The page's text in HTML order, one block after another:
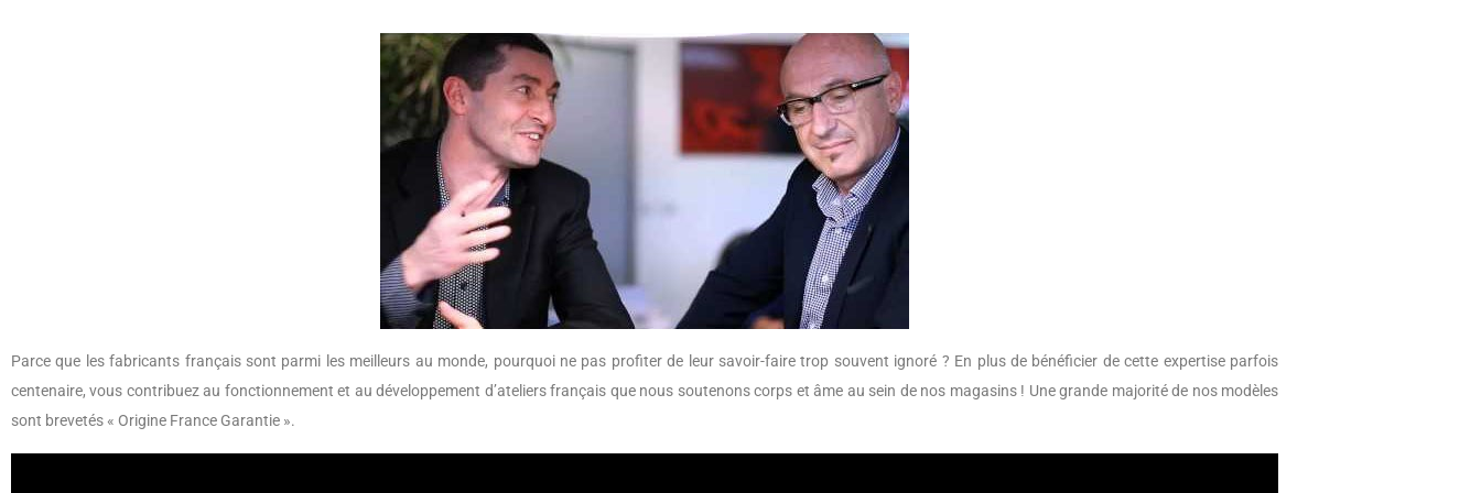
Parce que les fabricants français sont parmi les meilleurs au monde, pourquoi ne pas profiter de leur savoir-faire trop souvent ignoré ? En plus de bénéficier de cette expertise parfois
centenaire, vous contribuez au fonctionnement et au développement d’ateliers français que nous soutenons corps et âme au sein de nos magasins ! Une grande majorité de nos modèles
sont brevetés « Origine France Garantie ».